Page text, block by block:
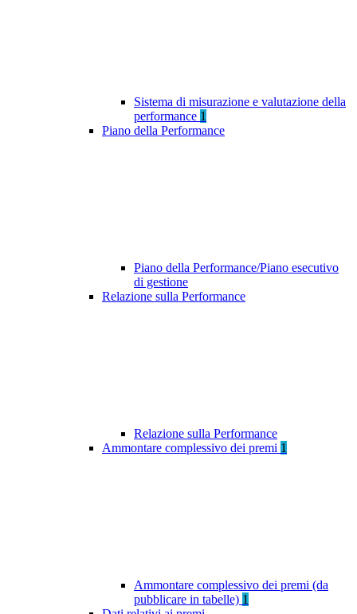
Sistema di misurazione e valutazione della
performance 1
Piano della Performance
Piano della Performance/Piano esecutivo
di gestione
Relazione sulla Performance
Relazione sulla Performance
Ammontare complessivo dei premi 1
Ammontare complessivo dei premi (da
pubblicare in tabelle) 1